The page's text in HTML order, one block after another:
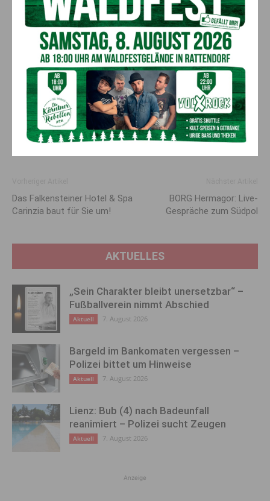
Spendengeldern ihrer Veranstaltung „Bewegung für den guten
Zweck“) übergeben werden.
Markus Kozubowski bedankte sich bei allen Beteiligten dieser
Veranstaltung für die großzügige Spende die für mehrere
Projekte der Georg-Großlercher-Schule eingesetzt werden.
Siehe auch: http://www.radlwolf.at/ein-jahr-kle-sch-in-st-
daniel-klettern-fuer-den-guten-zweck-spedenuebergabe-an-
georg-grosslercher-schule-sillian/
Das Falkensteiner Hotel & Spa
Carinzia baut für Sie um!
BORG Hermagor: Live-
Gespräche zum Südpol
AKTUELLES
„Sein Charakter bleibt unersetzbar“ –
Fußballverein nimmt Abschied
Aktuell 7. August 2026
Bargeld im Bankomaten vergessen –
Polizei bittet um Hinweise
Aktuell 7. August 2026
Lienz: Bub (4) nach Badeunfall
reanimiert – Polizei sucht Zeugen
Aktuell 7. August 2026
Anzeige